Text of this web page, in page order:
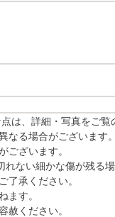
、詳細・写真をご覧
る場合がございます。
ございます。
ない細かな傷が残る場
了承ください。
ます。
赦ください。